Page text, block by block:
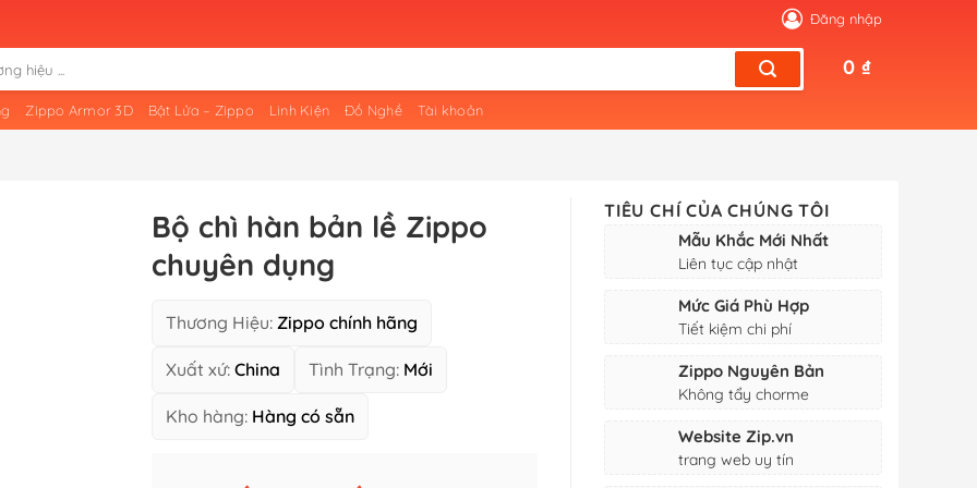
Đăng nhập
Zippo Armor 3D Bật Lửa – Zippo Linh Kiện Đồ Nghề Tài khoản
0 ₫
Bộ chì hàn bản lề Zippo
chuyên dụng
Thương Hiệu: Zippo chính hãng
Xuất xứ: China Tình Trạng: Mới
Kho hàng: Hàng có sẵn
TIÊU CHÍ CỦA CHÚNG TÔI
Mẫu Khắc Mới Nhất
Liên tục cập nhật
Mức Giá Phù Hợp
Tiết kiệm chi phí
Zippo Nguyên Bản
Không tẩy chorme
Website Zip.vn
trang web uy tín